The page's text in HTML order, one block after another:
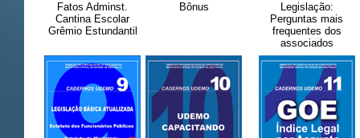
Fatos Adminst.
Cantina Escolar
Grêmio Estundantil
Bônus
Legislação:
Perguntas mais
frequentes dos
associados